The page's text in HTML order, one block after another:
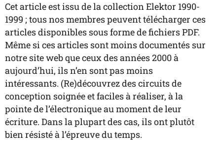
Cet article est issu de la collection Elektor 1990-
1999 ; tous nos membres peuvent télécharger ces
articles disponibles sous forme de fichiers PDF.
Même si ces articles sont moins documentés sur
notre site web que ceux des années 2000 à
aujourd’hui, ils n’en sont pas moins
intéressants. (Re)découvrez des circuits de
conception soignée et faciles à réaliser, à la
pointe de l’électronique au moment de leur
écriture. Dans la plupart des cas, ils ont plutôt
bien résisté à l’épreuve du temps.